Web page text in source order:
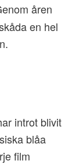
åren
en hel
introt blivit
blåa
film